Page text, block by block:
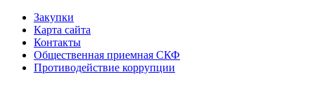
Закупки
Карта сайта
Контакты
Общественная приемная СКФ
Противодействие коррупции